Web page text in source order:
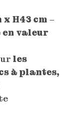
x H43 cm –
en valeur
les
à plantes,